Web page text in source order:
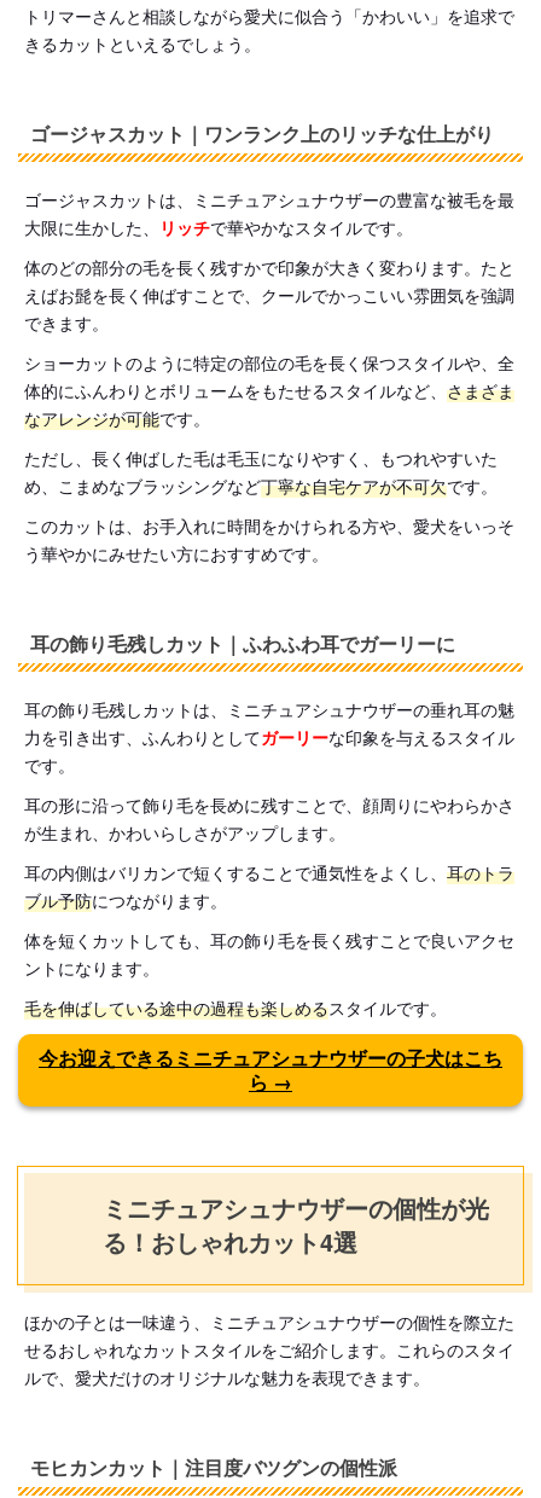
トリマーさんと相談しながら愛犬に似合う「かわいい」を追求で
きるカットといえるでしょう。
ゴージャスカット｜ワンランク上のリッチな仕上がり
ゴージャスカットは、ミニチュアシュナウザーの豊富な被毛を最
大限に生かした、
リッチで華やかなスタイルです。
体のどの部分の毛を長く残すかで印象が大きく変わります。たと
えばお髭を長く伸ばすことで、クールでかっこいい雰囲気を強調
できます。
ショーカットのように特定の部位の毛を長く保つスタイルや、全
体的にふんわりとボリュームをもたせるスタイルなど、 さまざま
なアレンジが可能です。
ただし、長く伸ばした毛は毛玉になりやすく、もつれやすいた
め、こまめなブラッシングなど丁寧な自宅ケアが不可欠です。
このカットは、お手入れに時間をかけられる方や、愛犬をいっそ
う華やかにみせたい方におすすめです。
耳の飾り毛残しカット｜ふわふわ耳でガーリーに
耳の飾り毛残しカットは、ミニチュアシュナウザーの垂れ耳の魅
力を引き出す、ふんわりとしてガーリーな印象を与えるスタイル
です。
耳の形に沿って飾り毛を長めに残すことで、顔周りにやわらかさ
が生まれ、かわいらしさがアップします。
耳の内側はバリカンで短くすることで通気性をよくし、 耳のトラ
ブル予防につながります。
体を短くカットしても、耳の飾り毛を長く残すことで良いアクセ
ントになります。
毛を伸ばしている途中の過程も楽しめるスタイルです。
今お迎えできるミニチュアシュナウザーの子犬はこち
ら →
ミニチュアシュナウザーの個性が光
る！おしゃれカット4選
ほかの子とは一味違う、ミニチュアシュナウザーの個性を際立た
せるおしゃれなカットスタイルをご紹介します。これらのスタイ
ルで、愛犬だけのオリジナルな魅力を表現できます。
モヒカンカット｜注目度バツグンの個性派